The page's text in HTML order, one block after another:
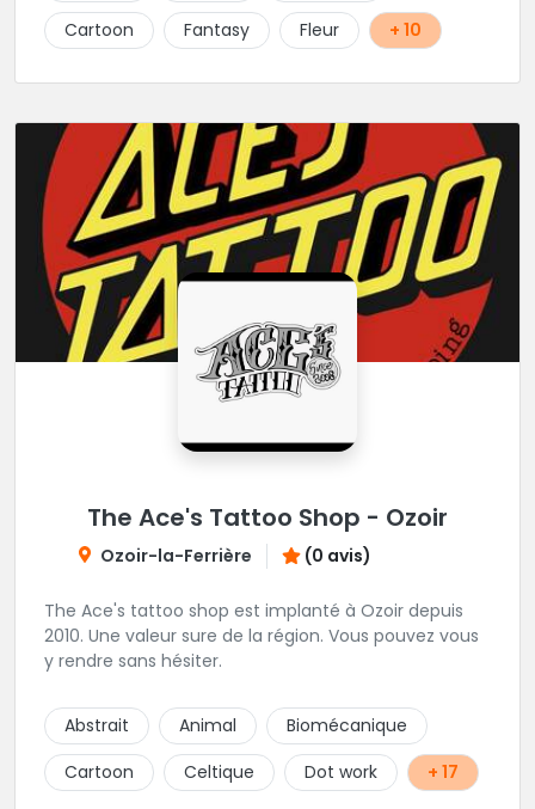
Cartoon
Fantasy Fleur + 10
The Ace's Tattoo Shop - Ozoir
Ozoir-la-Ferrière (0 avis)
The Ace's tattoo shop est implanté à Ozoir depuis
2010. Une valeur sure de la région. Vous pouvez vous
y rendre sans hésiter.
Abstrait Animal
Biomécanique
Cartoon
Celtique Dot work + 17